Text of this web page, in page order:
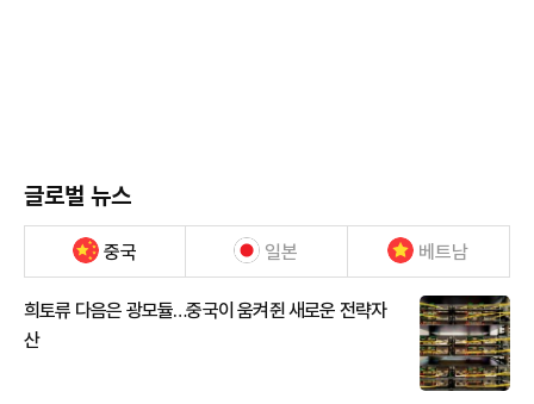
글로벌 뉴스
중국 일본 베트남
희토류 다음은 광모듈…중국이 움켜쥔 새로운 전략자
산